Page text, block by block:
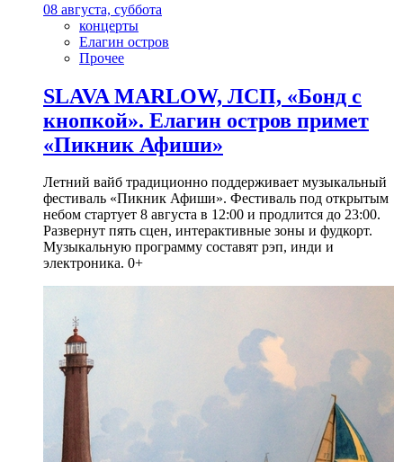
08 августа, суббота
концерты
Елагин остров
Прочее
SLAVA MARLOW, ЛСП, «Бонд с
кнопкой». Елагин остров примет
«Пикник Афиши»
Летний вайб традиционно поддерживает музыкальный
фестиваль «Пикник Афиши». Фестиваль под открытым
небом стартует 8 августа в 12:00 и продлится до 23:00.
Развернут пять сцен, интерактивные зоны и фудкорт.
Музыкальную программу составят рэп, инди и
электроника. 0+